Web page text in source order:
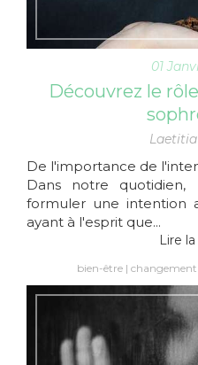
01
Découvrez le
De l'importance de
Dans notre quotidien,
formuler une intention
ayant à l'esprit que...
Lire
bien-être changement